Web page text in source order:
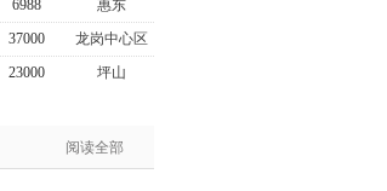
6988
惠东
37000
龙岗中心区
23000 坪山
阅读全部